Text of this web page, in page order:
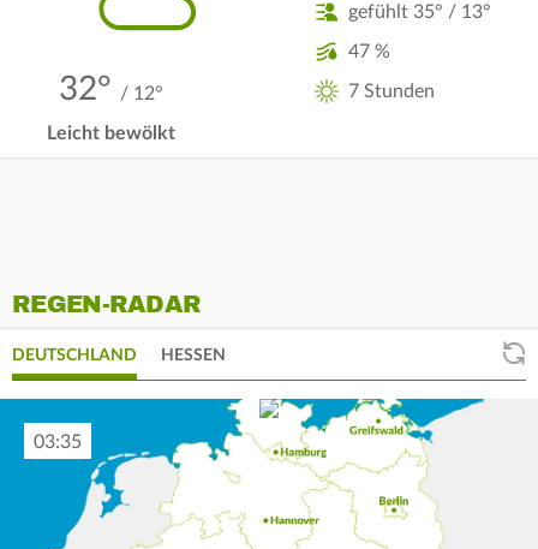
32° / 12°
Leicht bewölkt
gefühlt 35° / 13°
47 %
7 Stunden
REGEN-RADAR
DEUTSCHLAND HESSEN
03:45